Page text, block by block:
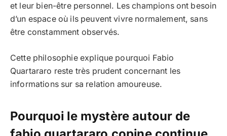
et leur bien-être personnel. Les champions ont besoin
d’un espace où ils peuvent vivre normalement, sans
être constamment observés.
Cette philosophie explique pourquoi Fabio
Quartararo reste très prudent concernant les
informations sur sa relation amoureuse.
Pourquoi le mystère autour de